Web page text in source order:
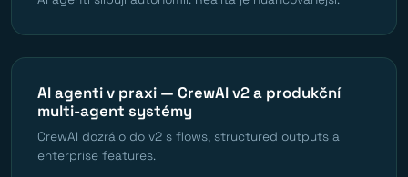
AI agenti v praxi — CrewAI v2 a produkční
multi-agent systémy
CrewAI dozrálo do v2 s flows, structured outputs a
enterprise features.